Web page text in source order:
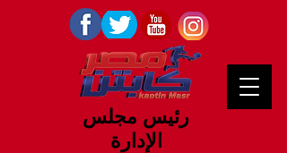
رئيس مجلس
الإدارة